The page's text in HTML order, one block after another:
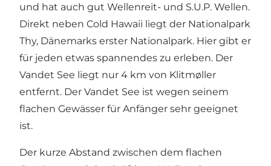
und hat auch gut Wellenreit- und S.U.P. Wellen.
Direkt neben Cold Hawaii liegt der Nationalpark
Thy, Dänemarks erster Nationalpark. Hier gibt er
für jeden etwas spannendes zu erleben. Der
Vandet See liegt nur 4 km von Klitmøller
entfernt. Der Vandet See ist wegen seinem
flachen Gewässer für Anfänger sehr geeignet
ist.
Der kurze Abstand zwischen dem flachen